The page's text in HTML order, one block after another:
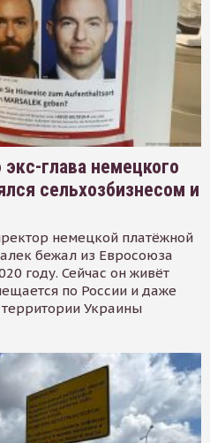
глава немецкого
сельхозбизнесом и
немецкой платёжной
бежал из Евросоюза
году. Сейчас он живёт
по России и даже
Украины